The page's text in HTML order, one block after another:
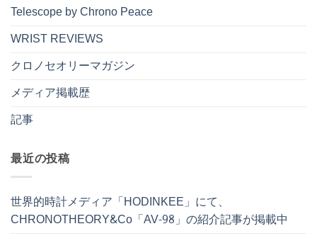
Telescope by Chrono Peace
WRIST REVIEWS
クロノセオリーマガジン
メディア掲載歴
記事
最近の投稿
世界的時計メディア「HODINKEE」にて、
CHRONOTHEORY&Co「AV-98」の紹介記事が掲載中